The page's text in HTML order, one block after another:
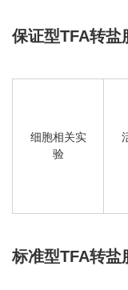
保证型TFA转盐
细胞相关实
验
标准型TFA转盐